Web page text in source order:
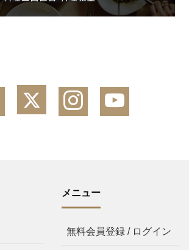
メニュー
無料会員登録 / ログイン